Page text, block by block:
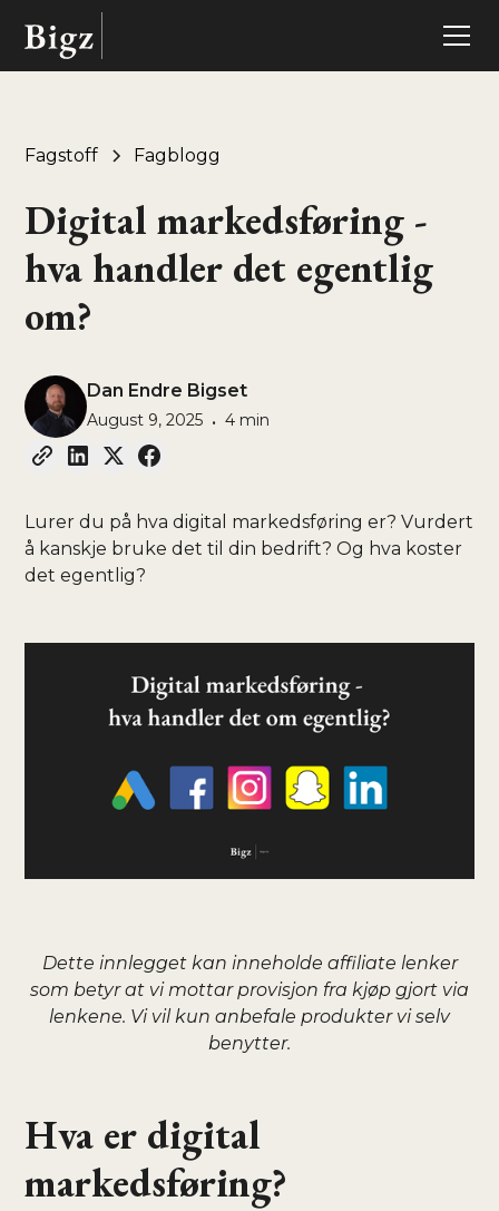
Fagstoff Fagblogg
Digital markedsføring -
hva handler det egentlig
om?
Dan Endre Bigset
August 9, 2025 • 4 min
Lurer du på hva digital markedsføring er? Vurdert
å kanskje bruke det til din bedrift? Og hva koster
det egentlig?
Dette innlegget kan inneholde affiliate lenker
som betyr at vi mottar provisjon fra kjøp gjort via
lenkene. Vi vil kun anbefale produkter vi selv
benytter.
Hva er digital
markedsføring?